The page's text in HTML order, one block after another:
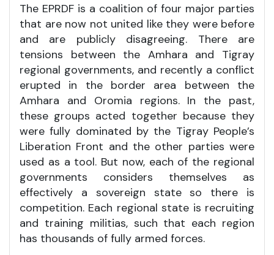
The EPRDF is a coalition of four major parties
that are now not united like they were before
and are publicly disagreeing. There are
tensions between the Amhara and Tigray
regional governments, and recently a conflict
erupted in the border area between the
Amhara and Oromia regions. In the past,
these groups acted together because they
were fully dominated by the Tigray People’s
Liberation Front and the other parties were
used as a tool. But now, each of the regional
governments considers themselves as
effectively a sovereign state so there is
competition. Each regional state is recruiting
and training militias, such that each region
has thousands of fully armed forces.